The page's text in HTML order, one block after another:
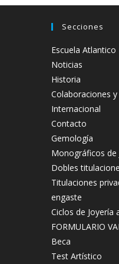
Secciones
Escuela Atlantico
Noticias
Historia
Colaboraciones
Internacional
Contacto
Gemología
Monográficos de
Dobles
Titulaciones
engaste
Ciclos de Joyería
FORMULARIO
Beca
Test Artístico